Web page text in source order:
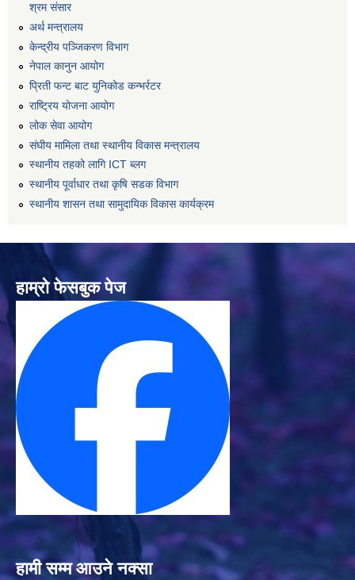
श्रम संसार
अर्थ मन्त्रालय
केन्द्रीय पञ्जिकरण विभाग
नेपाल कानुन आयोग
प्रिती फन्ट बाट युनिकोड कन्भर्रटर
राष्ट्रिय योजना आयोग
लोक सेवा आयोग
संघीय मामिला तथा स्थानीय विकास मन्त्रालय
स्थानीय तहको लागि ICT ब्लग
स्थानीय पूर्वाधार तथा कृषि सडक विभाग
स्थानीय शासन तथा सामुदायिक विकास कार्यक्रम
हाम्रो फेसबुक पेज
हामी सम्म आउने नक्सा